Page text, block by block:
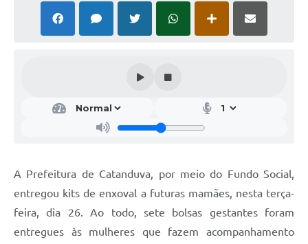
Jornal
Agenda
A Prefeitura de Catanduva, por meio do Fundo Social,
entregou kits de enxoval a futuras mamães, nesta terça-
feira, dia 26. Ao todo, sete bolsas gestantes foram
entregues às mulheres que fazem acompanhamento